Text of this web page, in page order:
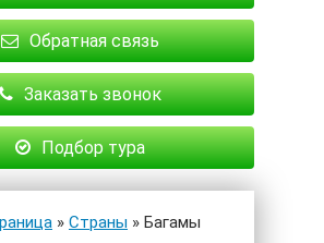
Обратная связь
Заказать звонок
Подбор тура
» Страны » Багамы